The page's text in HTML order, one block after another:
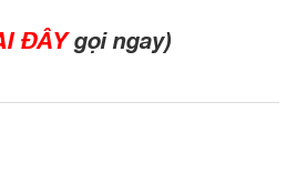
ĐÂYgọi ngay)